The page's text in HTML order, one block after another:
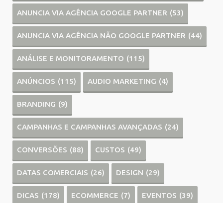
ANUNCIA VIA AGÊNCIA GOOGLE PARTNER (53)
ANUNCIA VIA AGÊNCIA NÃO GOOGLE PARTNER (44)
ANÁLISE E MONITORAMENTO (115)
ANÚNCIOS (115) AUDIO MARKETING (4)
BRANDING (9)
CAMPANHAS E CAMPANHAS AVANÇADAS (24)
CONVERSÕES (88) CUSTOS (49)
DATAS COMERCIAIS (26) DESIGN (29)
DICAS (178) ECOMMERCE (7) EVENTOS (39)